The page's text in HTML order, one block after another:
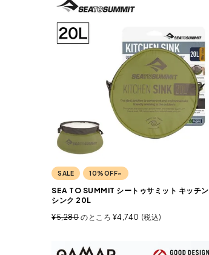
SALE 10%OFF~
SEA TO SUMMIT シートゥサミット キッチン
シンク 20L
¥5,280 のところ ¥4,740 税込